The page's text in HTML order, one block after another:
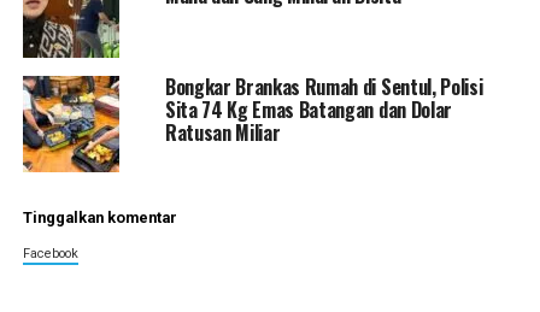
Bongkar Brankas Rumah di Sentul, Polisi
Sita 74 Kg Emas Batangan dan Dolar
Ratusan Miliar
Tinggalkan komentar
Facebook